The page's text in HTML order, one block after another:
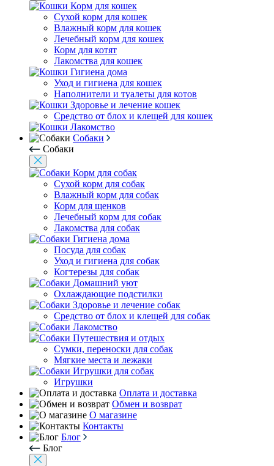
Корм для кошек
Сухой корм для кошек
Влажный корм для кошек
Лечебный корм для кошек
Корм для котят
Лакомства для кошек
Гигиена дома
Уход и гигиена для кошек
Наполнители и туалеты для котов
Здоровье и лечение кошек
Средство от блох и клещей для кошек
Лакомство
Собаки
Собаки
Корм для собак
Сухой корм для собак
Влажный корм для собак
Корм для щенков
Лечебный корм для собак
Лакомства для собак
Гигиена дома
Посуда для собак
Уход и гигиена для собак
Когтерезы для собак
Домашний уют
Охлаждающие подстилки
Здоровье и лечение собак
Средство от блох и клещей для собак
Лакомство
Путешествия и отдых
Сумки, переноски для собак
Мягкие места и лежаки
Игрушки для собак
Игрушки
Оплата и доставка
Обмен и возврат
О магазине
Контакты
Блог
Блог